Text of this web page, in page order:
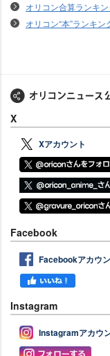
オリコン合算ランキ
オリコン“本”ランキ
X
Xアカウント
Facebook
Facebookアカウ
Instagram
Instagramアカウ